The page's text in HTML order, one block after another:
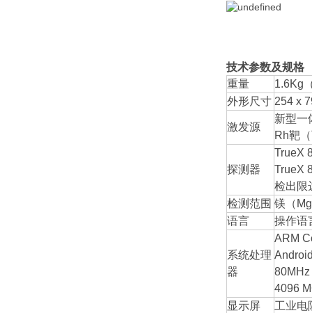
技术参数及规格
重量
1.6Kg
外形尺寸 254 x
激发源
新型一
Rh靶
探测器
TrueX
TrueX
检出限
检测范围 镁（
语言
操作语
系统处理
器
ARM
4096
显示屏
工业电